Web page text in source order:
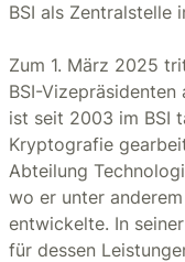
BSI als Zentralstelle
Zum 1. März 2025
BSI-
ist seit 2003 im BSI
Kryptografie
Abteilung
wo er unter
entwickelte. In
für dessen